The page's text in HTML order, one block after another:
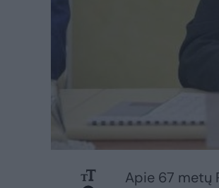
Apie 67 metų